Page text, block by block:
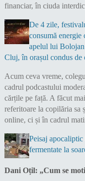
financiar, în ciuda
De 4 zile,
consumă energie
apelul lui Bolojan
Cluj, în orașul condus
Acum ceva vreme,
cadrul podcastului
cărțile pe față. A făcut
referitoare la copilăria sa
online, ci și în cadrul
Peisaj
fermentate la
Dani Oțil: „Cum se